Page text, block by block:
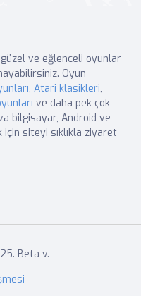
ve eğlenceli oyunlar
Oyun
, Atari klasikleri,
ve daha pek çok
bilgisayar, Android ve
için siteyi sıklıkla ziyaret
Beta v.